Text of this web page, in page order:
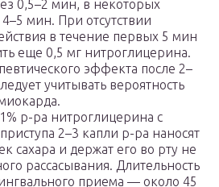
0,5–2 мин, в некоторых
мин. При отсутствии
в течение первых 5 мин
еще 0,5 мг нитроглицерина.
эффекта после 2–
учитывать вероятность
р-ра нитроглицерина с
2–3 капли р-ра наносят
сахара и держат его во рту не
рассасывания. Длительность
приема — около 45